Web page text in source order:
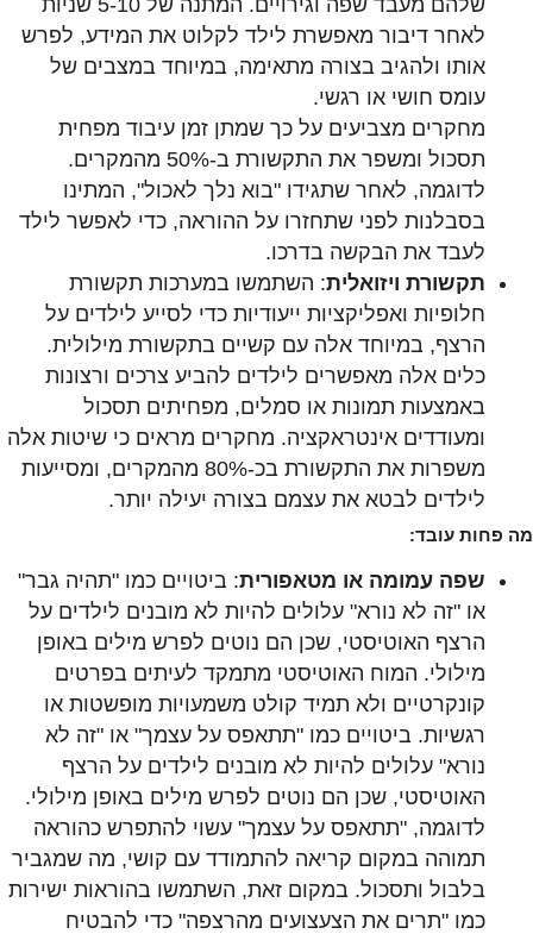
לאחר דיבור מאפשרת לילד לקלוט את המידע, לפרש
אותו ולהגיב בצורה מתאימה, במיוחד במצבים של
עומס חושי או רגשי.
מחקרים מצביעים על כך שמתן זמן עיבוד מפחית
תסכול ומשפר את התקשורת ב-50% מהמקרים.
לדוגמה, לאחר שתגידו "בוא נלך לאכול", המתינו
בסבלנות לפני שתחזרו על ההוראה, כדי לאפשר לילד
לעבד את הבקשה בדרכו.
תקשורת ויזואלית: השתמשו במערכות תקשורת
חלופיות ואפליקציות ייעודיות כדי לסייע לילדים על
הרצף, במיוחד אלה עם קשיים בתקשורת מילולית.
כלים אלה מאפשרים לילדים להביע צרכים ורצונות
באמצעות תמונות או סמלים, מפחיתים תסכול
ומעודדים אינטראקציה. מחקרים מראים כי שיטות אלה
משפרות את התקשורת בכ-80% מהמקרים, ומסייעות
לילדים לבטא את עצמם בצורה יעילה יותר.
מה פחות עובד:
שפה עמומה או מטאפורית: ביטויים כמו "תהיה גבר"
או "זה לא נורא" עלולים להיות לא מובנים לילדים על
הרצף האוטיסטי, שכן הם נוטים לפרש מילים באופן
מילולי. המוח האוטיסטי מתמקד לעיתים בפרטים
קונקרטיים ולא תמיד קולט משמעויות מופשטות או
רגשיות. ביטויים כמו "תתאפס על עצמך" או "זה לא
נורא" עלולים להיות לא מובנים לילדים על הרצף
האוטיסטי, שכן הם נוטים לפרש מילים באופן מילולי.
לדוגמה, "תתאפס על עצמך" עשוי להתפרש כהוראה
תמוהה במקום קריאה להתמודד עם קושי, מה שמגביר
בלבול ותסכול. במקום זאת, השתמשו בהוראות ישירות
כמו "תרים את הצעצועים מהרצפה" כדי להבטיח